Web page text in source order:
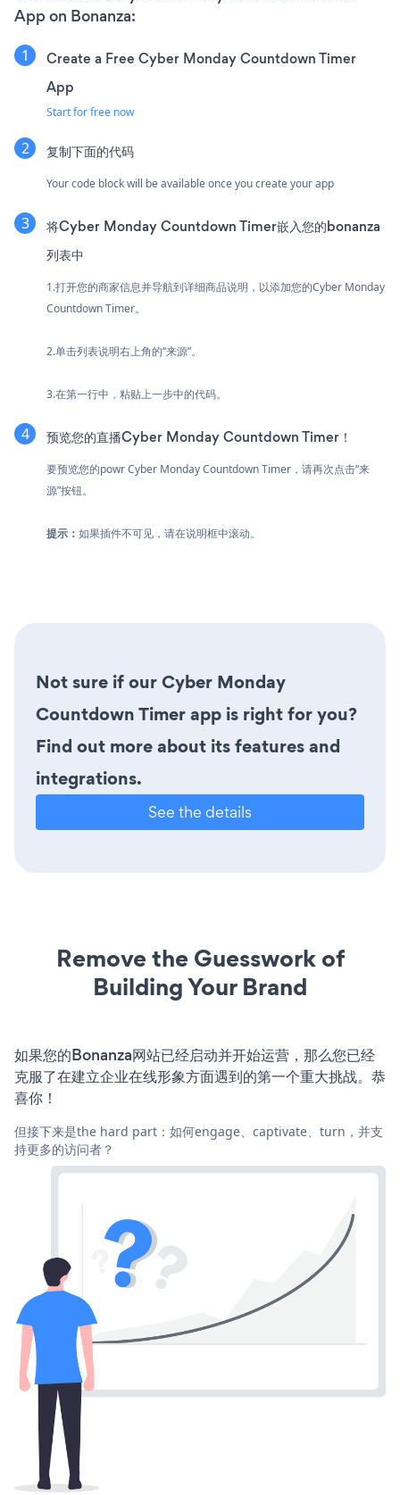
App on Bonanza:
Create a Free Cyber Monday Countdown Timer
App
Start for free now
复制下面的代码
Your code block will be available once you create your app
将Cyber Monday Countdown Timer嵌入您的bonanza
列表中
1.打开您的商家信息并导航到详细商品说明，以添加您的Cyber Monday
Countdown Timer。
2.单击列表说明右上角的“来源”。
3.在第一行中，粘贴上一步中的代码。
预览您的直播Cyber Monday Countdown Timer！
要预览您的powr Cyber Monday Countdown Timer，请再次点击“来
源”按钮。
提示： 如果插件不可见，请在说明框中滚动。
Not sure if our Cyber Monday
Countdown Timer app is right for you?
Find out more about its features and
integrations.
See the details
Remove the Guesswork of
Building Your Brand
如果您的Bonanza网站已经启动并开始运营，那么您已经
克服了在建立企业在线形象方面遇到的第一个重大挑战。恭
喜你！
但接下来是the hard part：如何engage、captivate、turn，并支
持更多的访问者？